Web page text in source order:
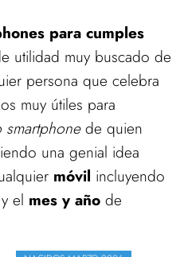
para cumples
utilidad muy buscado de
persona que celebra
muy útiles para
smartphonede quien
una genial idea
móvil incluyendo
el mes y año de